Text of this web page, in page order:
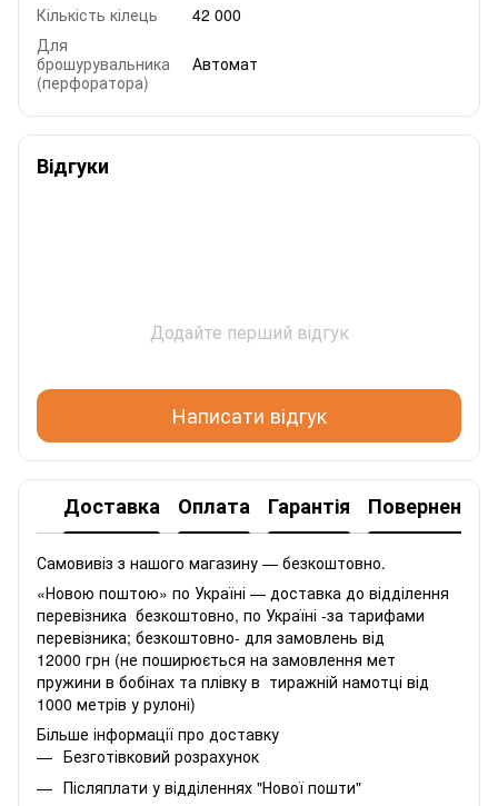
Кількість кілець
42 000
Для
брошурувальника
(перфоратора)
Автомат
Відгуки
Додайте перший відгук
Написати відгук
Доставка Оплата Гарантія Повернення
Самовивіз з нашого магазину — безкоштовно.
«Новою поштою» по Україні — доставка до відділення
перевізника безкоштовно, по Україні -за тарифами
перевізника; безкоштовно- для замовлень від
12000 грн (не поширюється на замовлення мет
пружини в бобінах та плівку в тиражній намотці від
1000 метрів у рулоні)
Більше інформації про доставку
Безготівковий розрахунок
Післяплати у відділеннях "Нової пошти"